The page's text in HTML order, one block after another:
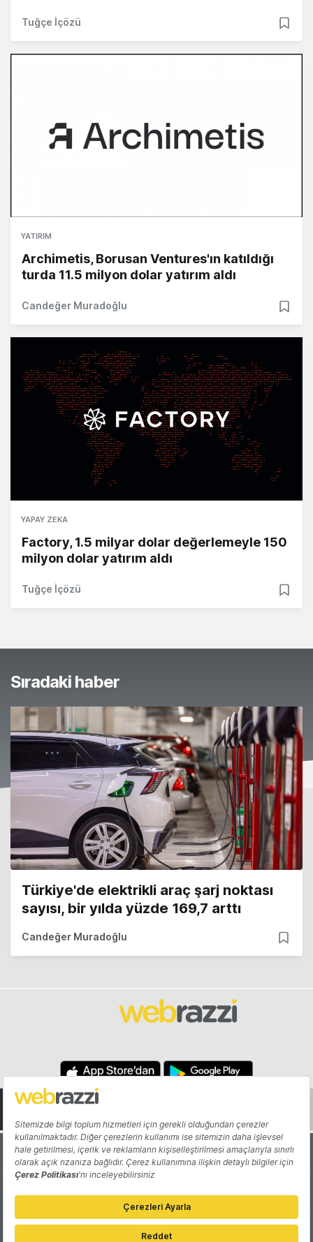
Tuğçe İçözü
YATIRIM
Archimetis, Borusan Ventures'ın katıldığı
turda 11.5 milyon dolar yatırım aldı
Candeğer Muradoğlu
YAPAY ZEKA
Factory, 1.5 milyar dolar değerlemeyle 150
milyon dolar yatırım aldı
Tuğçe İçözü
Sıradaki haber
Türkiye'de elektrikli araç şarj noktası
sayısı, bir yılda yüzde 169,7 arttı
Candeğer Muradoğlu
Hakkında Yazarlar
Katkıda Bulun Reklam